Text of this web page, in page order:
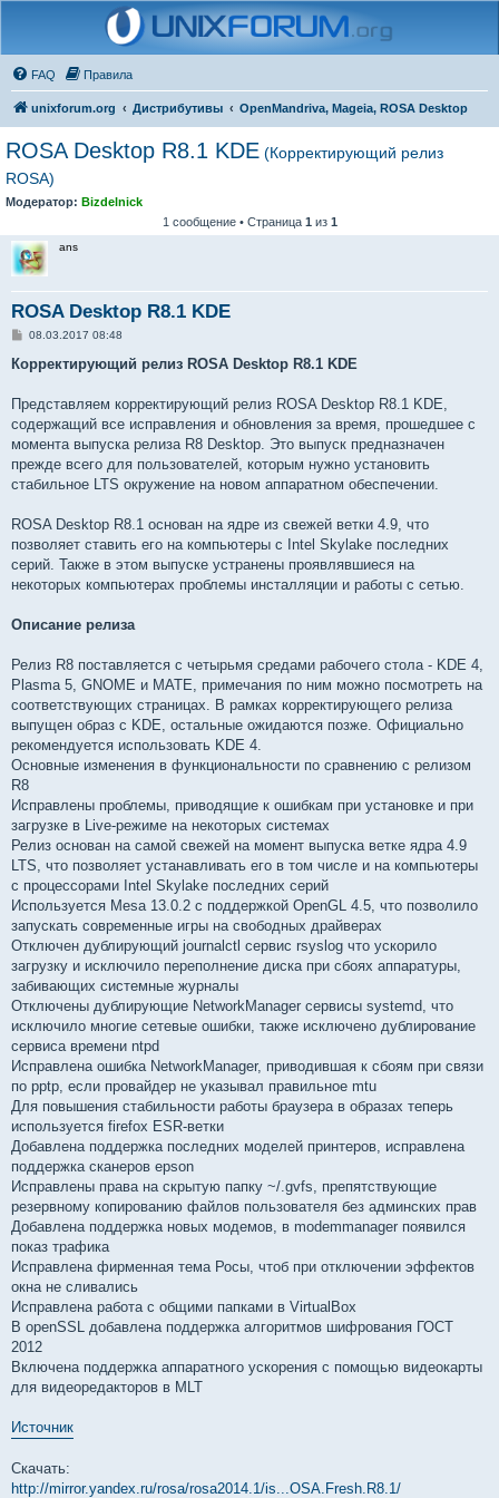
FAQ Правила
unixforum.org Дистрибутивы OpenMandriva, Mageia, ROSA Desktop
ROSA Desktop R8.1 KDE (Корректирующий релиз
ROSA)
Модератор: Bizdelnick
1 сообщение • Страница 1 из 1
ans
ROSA Desktop R8.1 KDE
С
о
б
е
и
е
08.03.2017 08:48
Корректирующий релиз ROSA Desktop R8.1 KDE
Представляем корректирующий релиз ROSA Desktop R8.1 KDE,
содержащий все исправления и обновления за время, прошедшее с
момента выпуска релиза R8 Desktop. Это выпуск предназначен
прежде всего для пользователей, которым нужно установить
стабильное LTS окружение на новом аппаратном обеспечении.
ROSA Desktop R8.1 основан на ядре из свежей ветки 4.9, что
позволяет ставить его на компьютеры с Intel Skylake последних
серий. Также в этом выпуске устранены проявлявшиеся на
некоторых компьютерах проблемы инсталляции и работы с сетью.
Описание релиза
Релиз R8 поставляется с четырьмя средами рабочего стола - KDE 4,
Plasma 5, GNOME и MATE, примечания по ним можно посмотреть на
соответствующих страницах. В рамках корректирующего релиза
выпущен образ с KDE, остальные ожидаются позже. Официально
рекомендуется использовать KDE 4.
Основные изменения в функциональности по сравнению с релизом
R8
Исправлены проблемы, приводящие к ошибкам при установке и при
загрузке в Live-режиме на некоторых системах
Релиз основан на самой свежей на момент выпуска ветке ядра 4.9
LTS, что позволяет устанавливать его в том числе и на компьютеры
с процессорами Intel Skylake последних серий
Используется Mesa 13.0.2 с поддержкой OpenGL 4.5, что позволило
запускать современные игры на свободных драйверах
Отключен дублирующий journalctl сервис rsyslog что ускорило
загрузку и исключило переполнение диска при сбоях аппаратуры,
забивающих системные журналы
Отключены дублирующие NetworkManager сервисы systemd, что
исключило многие сетевые ошибки, также исключено дублирование
сервиса времени ntpd
Исправлена ошибка NetworkManager, приводившая к сбоям при связи
по pptp, если провайдер не указывал правильное mtu
Для повышения стабильности работы браузера в образах теперь
используется firefox ESR-ветки
Добавлена поддержка последних моделей принтеров, исправлена
поддержка сканеров epson
Исправлены права на скрытую папку ~/.gvfs, препятствующие
резервному копированию файлов пользователя без админских прав
Добавлена поддержка новых модемов, в modemmanager появился
показ трафика
Исправлена фирменная тема Росы, чтоб при отключении эффектов
окна не сливались
Исправлена работа с общими папками в VirtualBox
В openSSL добавлена поддержка алгоритмов шифрования ГОСТ
2012
Включена поддержка аппаратного ускорения с помощью видеокарты
для видеоредакторов в MLT
Источник
Скачать:
http://mirror.yandex.ru/rosa/rosa2014.1/is...OSA.Fresh.R8.1/